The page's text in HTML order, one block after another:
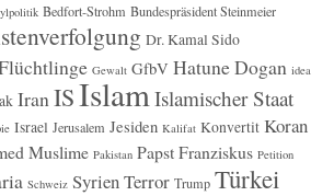
Bedfort-Strohm Bundespräsident Steinmeier
Dr. Kamal Sido
Gewalt GfbV Hatune Dogan idea
IranISIslamIslamischer Staat
Israel Jerusalem Jesiden Kalifat Konvertit Koran
Muslime Pakistan Papst Franziskus Petition
Schweiz SyrienTerror Trump Türkei